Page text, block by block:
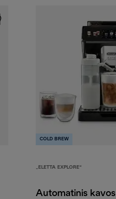
COLD BREW
„ELETTA EXPLORE“
Automatinis kavos